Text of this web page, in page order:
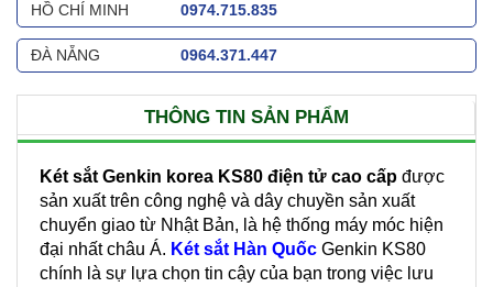
HỒ CHÍ MINH 0974.715.835
ĐÀ NẴNG 0964.371.447
THÔNG TIN SẢN PHẨM
Két sắt Genkin korea KS80 điện tử cao cấp được
sản xuất trên công nghệ và dây chuyền sản xuất
chuyển giao từ Nhật Bản, là hệ thống máy móc hiện
đại nhất châu Á. Két sắt Hàn Quốc Genkin KS80
chính là sự lựa chọn tin cậy của bạn trong việc lưu